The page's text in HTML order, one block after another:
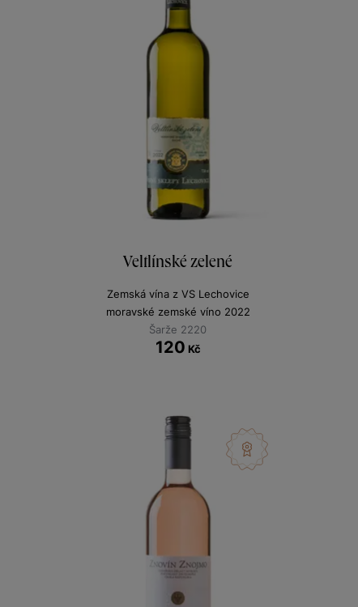
Veltlínské zelené
Zemská vína z VS Lechovice
moravské zemské víno 2022
Šarže 2220
120 Kč